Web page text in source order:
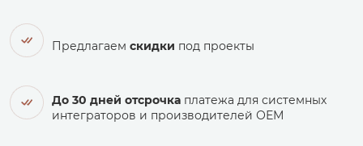
Предлагаем скидки под проекты
До 30 дней отсрочка платежа для системных
интеграторов и производителей ОЕМ